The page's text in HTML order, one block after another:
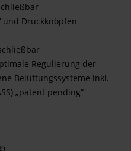
Druckknöpfen
Regulierung der
Belüftungssysteme inkl.
„patent pending“